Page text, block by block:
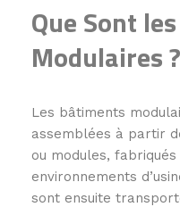
Que Sont
Modulaires ?
Les bâtiments
assemblées à partir
ou modules,
environnements
sont ensuite